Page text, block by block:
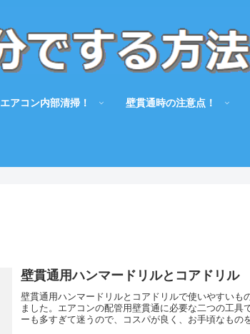
エアコン内部清掃！ 壁貫通時の注意点！
壁貫通用ハンマードリルとコアドリル
壁貫通用ハンマードリルとコアドリルで使いやすいも
ました。エアコンの配管用壁貫通に必要な二つの工具
ーも多すぎて迷うので、コスパが良く、お手頃なもの